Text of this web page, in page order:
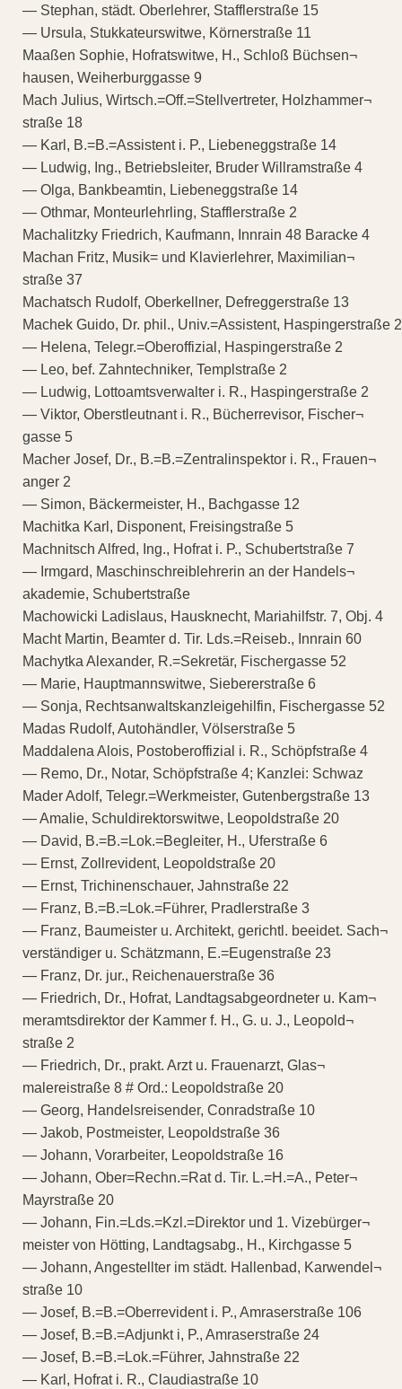
— Stephan, städt. Oberlehrer, Stafflerstraße 15
— Ursula, Stukkateurswitwe, Körnerstraße 11
Maaßen Sophie, Hofratswitwe, H., Schloß Büchsen¬
hausen, Weiherburggasse 9
Mach Julius, Wirtsch.=Off.=Stellvertreter, Holzhammer¬
straße 18
— Karl, B.=B.=Assistent i. P., Liebeneggstraße 14
— Ludwig, Ing., Betriebsleiter, Bruder Willramstraße 4
— Olga, Bankbeamtin, Liebeneggstraße 14
— Othmar, Monteurlehrling, Stafflerstraße 2
Machalitzky Friedrich, Kaufmann, Innrain 48 Baracke 4
Machan Fritz, Musik= und Klavierlehrer, Maximilian¬
straße 37
Machatsch Rudolf, Oberkellner, Defreggerstraße 13
Machek Guido, Dr. phil., Univ.=Assistent, Haspingerstraße 2
— Helena, Telegr.=Oberoffizial, Haspingerstraße 2
— Leo, bef. Zahntechniker, Templstraße 2
— Ludwig, Lottoamtsverwalter i. R., Haspingerstraße 2
— Viktor, Oberstleutnant i. R., Bücherrevisor, Fischer¬
gasse 5
Macher Josef, Dr., B.=B.=Zentralinspektor i. R., Frauen¬
anger 2
— Simon, Bäckermeister, H., Bachgasse 12
Machitka Karl, Disponent, Freisingstraße 5
Machnitsch Alfred, Ing., Hofrat i. P., Schubertstraße 7
— Irmgard, Maschinschreiblehrerin an der Handels¬
akademie, Schubertstraße
Machowicki Ladislaus, Hausknecht, Mariahilfstr. 7, Obj. 4
Macht Martin, Beamter d. Tir. Lds.=Reiseb., Innrain 60
Machytka Alexander, R.=Sekretär, Fischergasse 52
— Marie, Hauptmannswitwe, Siebererstraße 6
— Sonja, Rechtsanwaltskanzleigehilfin, Fischergasse 52
Madas Rudolf, Autohändler, Völserstraße 5
Maddalena Alois, Postoberoffizial i. R., Schöpfstraße 4
— Remo, Dr., Notar, Schöpfstraße 4; Kanzlei: Schwaz
Mader Adolf, Telegr.=Werkmeister, Gutenbergstraße 13
— Amalie, Schuldirektorswitwe, Leopoldstraße 20
— David, B.=B.=Lok.=Begleiter, H., Uferstraße 6
— Ernst, Zollrevident, Leopoldstraße 20
— Ernst, Trichinenschauer, Jahnstraße 22
— Franz, B.=B.=Lok.=Führer, Pradlerstraße 3
— Franz, Baumeister u. Architekt, gerichtl. beeidet. Sach¬
verständiger u. Schätzmann, E.=Eugenstraße 23
— Franz, Dr. jur., Reichenauerstraße 36
— Friedrich, Dr., Hofrat, Landtagsabgeordneter u. Kam¬
meramtsdirektor der Kammer f. H., G. u. J., Leopold¬
straße 2
— Friedrich, Dr., prakt. Arzt u. Frauenarzt, Glas¬
malereistraße 8 # Ord.: Leopoldstraße 20
— Georg, Handelsreisender, Conradstraße 10
— Jakob, Postmeister, Leopoldstraße 36
— Johann, Vorarbeiter, Leopoldstraße 16
— Johann, Ober=Rechn.=Rat d. Tir. L.=H.=A., Peter¬
Mayrstraße 20
— Johann, Fin.=Lds.=Kzl.=Direktor und 1. Vizebürger¬
meister von Hötting, Landtagsabg., H., Kirchgasse 5
— Johann, Angestellter im städt. Hallenbad, Karwendel¬
straße 10
— Josef, B.=B.=Oberrevident i. P., Amraserstraße 106
— Josef, B.=B.=Adjunkt i, P., Amraserstraße 24
— Josef, B.=B.=Lok.=Führer, Jahnstraße 22
— Karl, Hofrat i. R., Claudiastraße 10